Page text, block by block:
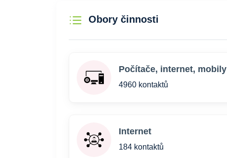
Obory činnosti
Počítače, internet, mobily
4960 kontaktů
Internet
184 kontaktů